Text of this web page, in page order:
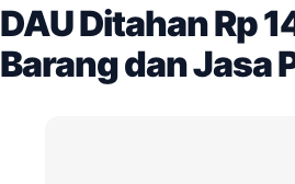
DAU Ditahan Rp
Barang dan Jasa